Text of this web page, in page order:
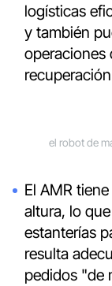
logísticas
y también
operaciones
el robot de
El AMR
altura, lo
estanterías
resulta
pedidos "de